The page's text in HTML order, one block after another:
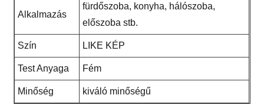
Alkalmazás
fürdőszoba, konyha, hálószoba,
előszoba stb.
Szín LIKE KÉP
Test Anyaga Fém
Minőség kiváló minőségű